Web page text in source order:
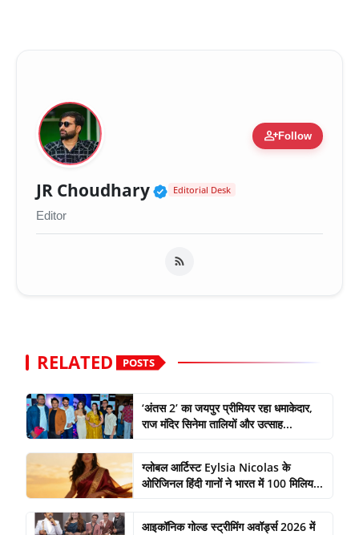
person_addFollow
JR Choudhary Verified Public Figure
Editorial Desk
Editor
RELATED POSTS
‘अंतस 2’ का जयपुर प्रीमियर रहा धमाकेदार,
राज मंदिर सिनेमा तालियों और उत्साह...
ग्लोबल आर्टिस्ट Eylsia Nicolas के
ओरिजिनल हिंदी गानों ने भारत में 100 मिलिय...
आइकॉनिक गोल्ड स्ट्रीमिंग अवॉर्ड्स 2026 में